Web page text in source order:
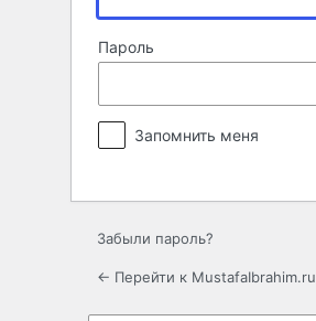
Пароль
Запомнить меня
Забыли пароль?
← Перейти к MustafaIbrahim.ru